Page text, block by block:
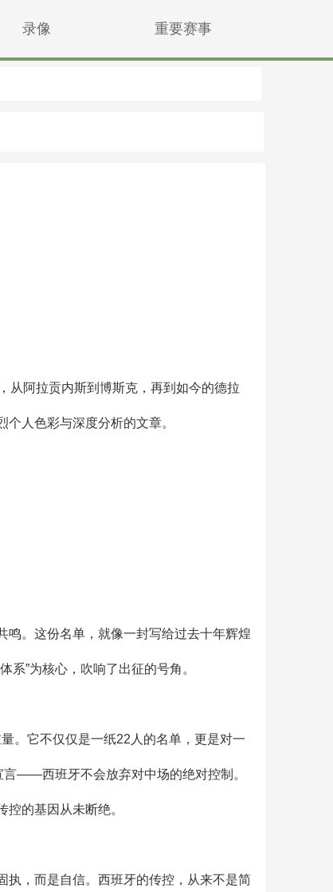
录像 重要赛事
从阿拉贡内斯到博斯克，再到如今的德拉
人色彩与深度分析的文章。
鸣。这份名单，就像一封写给过去十年辉煌
”为核心，吹响了出征的号角。
。它不仅仅是一纸22人的名单，更是对一
言——西班牙不会放弃对中场的绝对控制。
的基因从未断绝。
执，而是自信。西班牙的传控，从来不是简